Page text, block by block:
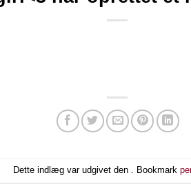
Dette indlæg var udgivet den . Bookmark